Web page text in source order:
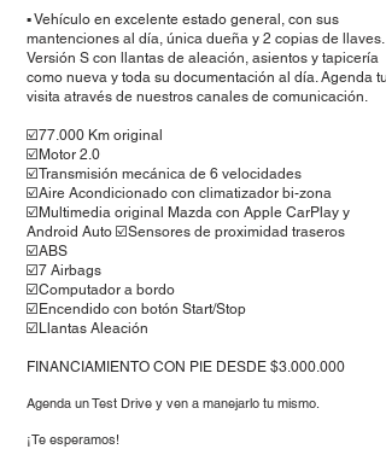
▪️ Vehículo en excelente estado general, con sus
mantenciones al día, única dueña y 2 copias de llaves.
Versión S con llantas de aleación, asientos y tapicería
como nueva y toda su documentación al día. Agenda tu
visita através de nuestros canales de comunicación.
☑️77.000 Km original
☑️Motor 2.0
☑️Transmisión mecánica de 6 velocidades
☑️Aire Acondicionado con climatizador bi-zona
☑️Multimedia original Mazda con Apple CarPlay y
Android Auto ☑️Sensores de proximidad traseros
☑️ABS
☑️7 Airbags
☑️Computador a bordo
☑️Encendido con botón Start/Stop
☑️Llantas Aleación
FINANCIAMIENTO CON PIE DESDE $3.000.000
Agenda un Test Drive y ven a manejarlo tu mismo.
¡Te esperamos!